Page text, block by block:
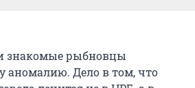
знакомые рыбновцы
аномалию. Дело в том, что